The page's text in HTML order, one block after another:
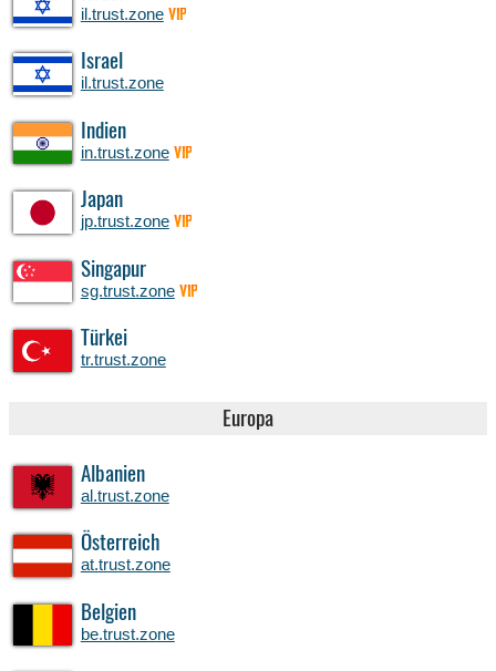
il.trust.zone VIP
Israel
il.trust.zone
Indien
in.trust.zone VIP
Japan
jp.trust.zone VIP
Singapur
sg.trust.zone VIP
Türkei
tr.trust.zone
Europa
Albanien
al.trust.zone
Österreich
at.trust.zone
Belgien
be.trust.zone